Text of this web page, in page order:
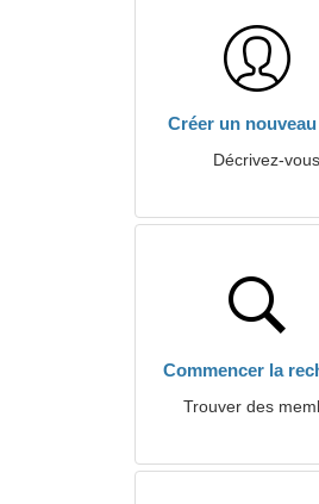
Créer un
Décrivez-vous
Commencer la
Trouver des